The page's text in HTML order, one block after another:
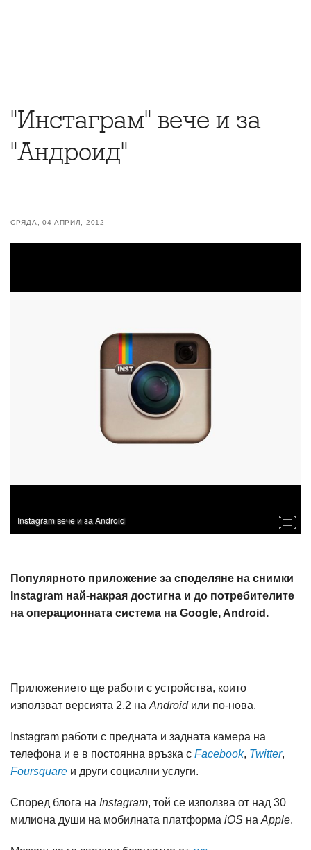
"Инстаграм" вече и за
"Андроид"
СРЯДА, 04 АПРИЛ, 2012
Instagram вече и за Android
Популярното приложение за споделяне на снимки
Instagram най-накрая достигнa и до потребителите
на операционната система на Google, Android.
Приложението ще работи с устройства, които
използват версията 2.2 на Android или по-нова.
Instagram работи с предната и задната камера на
телефона и е в постоянна връзка с Facebook, Twitter,
Foursquare и други социални услуги.
Според блога на Instagram, той се използва от над 30
милиона души на мобилната платформа iOS на Apple.